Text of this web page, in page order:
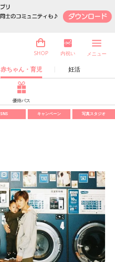
赤ちゃん・育児 妊活
SHOP 内祝い メニュー
優待パス
SNS キャンペーン 写真スタジオ